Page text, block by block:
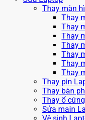
Thay màn
Thay
Thay
Thay
Thay
Thay
Thay
Thay
Thay pin
Thay bàn
Thay ổ
Sửa main